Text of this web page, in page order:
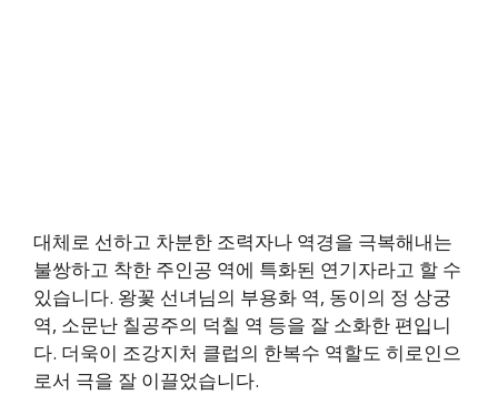
대체로 선하고 차분한 조력자나 역경을 극복해내는
불쌍하고 착한 주인공 역에 특화된 연기자라고 할 수
있습니다. 왕꽃 선녀님의 부용화 역, 동이의 정 상궁
역, 소문난 칠공주의 덕칠 역 등을 잘 소화한 편입니
다. 더욱이 조강지처 클럽의 한복수 역할도 히로인으
로서 극을 잘 이끌었습니다.